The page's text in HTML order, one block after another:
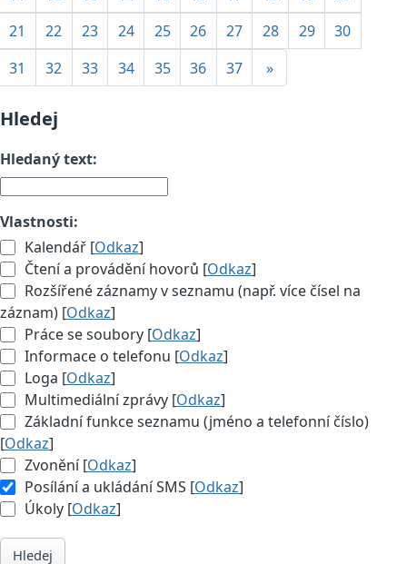
21
22 23 24 25 26 27 28 29
30
31
32 33 34 35 36 37 »
Hledej
Hledaný text:
Vlastnosti:
Kalendář [Odkaz]
Čtení a provádění hovorů [Odkaz]
Rozšířené záznamy v seznamu (např. více čísel na
záznam) [Odkaz]
Práce se soubory [Odkaz]
Informace o telefonu [Odkaz]
Loga [Odkaz]
Multimediální zprávy [Odkaz]
Základní funkce seznamu (jméno a telefonní číslo)
[Odkaz]
Zvonění [Odkaz]
Posílání a ukládání SMS [Odkaz]
Úkoly [Odkaz]
Hledej